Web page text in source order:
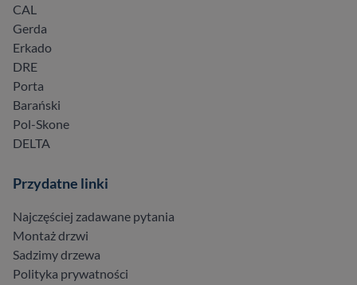
CAL
Gerda
Erkado
DRE
Porta
Barański
Pol-Skone
DELTA
Przydatne linki
Najczęściej zadawane pytania
Montaż drzwi
Sadzimy drzewa
Polityka prywatności